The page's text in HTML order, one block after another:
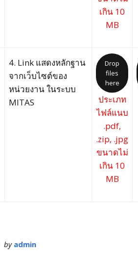
เกิน 10
MB
4. Link แสดงหลักฐาน
จากเว็บไซต์ของ
หน่วยงาน ในระบบ
MITAS
Drop
files
here
ประเภท
ไฟล์แนบ
.pdf,
.zip, .jpg
ขนาดไม่
เกิน 10
MB
by admin